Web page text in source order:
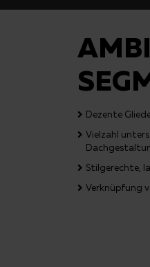
Dezente
Vielzahl
Stilgerechte,
Verknüpfung